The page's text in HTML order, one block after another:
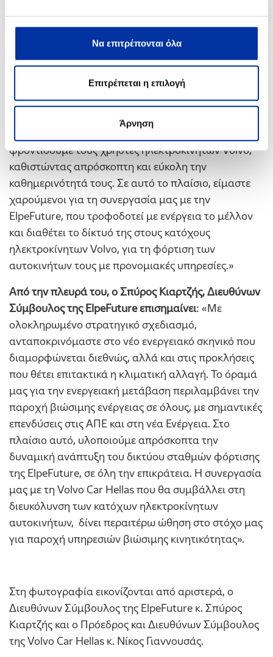
Να επιτρέπονται όλα
Επιτρέπεται η επιλογή
Άρνηση
«Το πλάνο της Volvo για το πέρασμα στην
Νίκος Γιαννουσάς, Πρόεδρος και Διευθύνων
Σύμβουλος της Volvo Car Hellas. «Νιώθουμε
περηφάνια που οι πελάτες μας στην Ελλάδα
αγκαλιάζουν με εμπιστοσύνη τα προϊόντα και τις
υπηρεσίες μας. Συγχρόνως, ως Volvo Car Hellas
φροντίσουμε τους χρήστες ηλεκτροκίνητων Volvo,
καθιστώντας απρόσκοπτη και εύκολη την
καθημερινότητά τους. Σε αυτό το πλαίσιο, είμαστε
χαρούμενοι για τη συνεργασία μας με την
ElpeFuture, που τροφοδοτεί με ενέργεια το μέλλον
και διαθέτει το δίκτυό της στους κατόχους
ηλεκτροκίνητων Volvo, για τη φόρτιση των
αυτοκινήτων τους με προνομιακές υπηρεσίες.»
Από την πλευρά του, ο Σπύρος Κιαρτζής, Διευθύνων
Σύμβουλος της ElpeFuture επισημαίνει: «Με
ολοκληρωμένο στρατηγικό σχεδιασμό,
ανταποκρινόμαστε στο νέο ενεργειακό σκηνικό που
διαμορφώνεται διεθνώς, αλλά και στις προκλήσεις
που θέτει επιτακτικά η κλιματική αλλαγή. Το όραμά
μας για την ενεργειακή μετάβαση περιλαμβάνει την
παροχή βιώσιμης ενέργειας σε όλους, με σημαντικές
επενδύσεις στις ΑΠΕ και στη νέα Ενέργεια. Στο
πλαίσιο αυτό, υλοποιούμε απρόσκοπτα την
δυναμική ανάπτυξη του δικτύου σταθμών φόρτισης
της ElpeFuture, σε όλη την επικράτεια. Η συνεργασία
μας με τη Volvo Car Hellas που θα συμβάλλει στη
διευκόλυνση των κατόχων ηλεκτροκίνητων
αυτοκινήτων, δίνει περαιτέρω ώθηση στο στόχο μας
για παροχή υπηρεσιών βιώσιμης κινητικότητας».
Στη φωτογραφία εικονίζονται από αριστερά, ο
Διευθύνων Σύμβουλος της ElpeFuture κ. Σπύρος
Κιαρτζής και ο Πρόεδρος και Διευθύνων Σύμβουλος
της Volvo Car Hellas κ. Νίκος Γιαννουσάς.